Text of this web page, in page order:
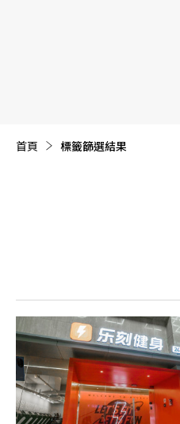
首頁 目前頁面：
標籤篩選結果